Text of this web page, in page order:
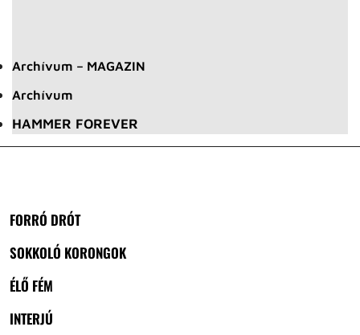
Archívum – MAGAZIN
Archívum
HAMMER FOREVER
FORRÓ DRÓT
SOKKOLÓ KORONGOK
ÉLŐ FÉM
INTERJÚ